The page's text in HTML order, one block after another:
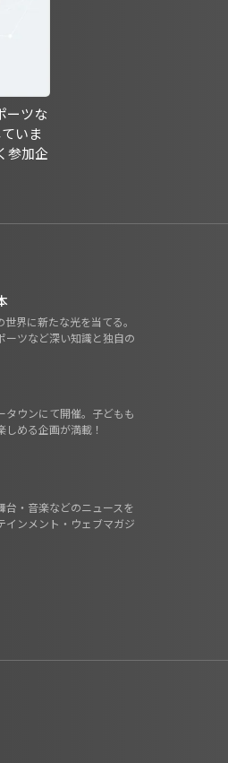
ーツな
いま
参加企
界に新たな光を当てる。
ーツなど深い知識と独自の
タウンにて開催。子どもも
める企画が満載！
台・音楽などのニュースを
インメント・ウェブマガジ